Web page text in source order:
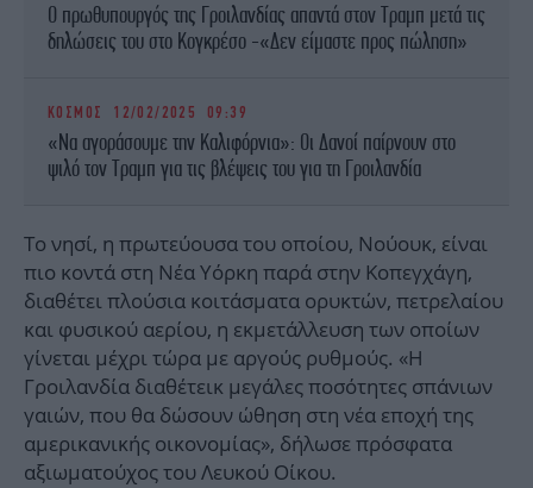
O πρωθυπουργός της Γροιλανδίας απαντά στον Τραμπ μετά τις
δηλώσεις του στο Κογκρέσο -«Δεν είμαστε προς πώληση»
ΚΟΣΜΟΣ 12/02/2025 09:39
«Να αγοράσουμε την Καλιφόρνια»: Oι Δανοί παίρνουν στο
ψιλό τον Τραμπ για τις βλέψεις του για τη Γροιλανδία
Το νησί, η πρωτεύουσα του οποίου, Νούουκ, είναι
πιο κοντά στη Νέα Υόρκη παρά στην Κοπεγχάγη,
διαθέτει πλούσια κοιτάσματα ορυκτών, πετρελαίου
και φυσικού αερίου, η εκμετάλλευση των οποίων
γίνεται μέχρι τώρα με αργούς ρυθμούς. «Η
Γροιλανδία διαθέτεικ μεγάλες ποσότητες σπάνιων
γαιών, που θα δώσουν ώθηση στη νέα εποχή της
αμερικανικής οικονομίας», δήλωσε πρόσφατα
αξιωματούχος του Λευκού Οίκου.